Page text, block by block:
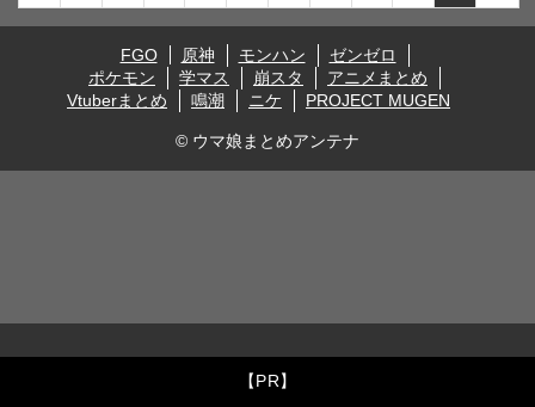
FGO 原神 モンハン
ゼンゼロ
ポケモン
学マス 崩スタ
アニメまとめ
Vtuberまとめ
鳴潮 ニケ PROJECT MUGEN
© ウマ娘まとめアンテナ
【PR】